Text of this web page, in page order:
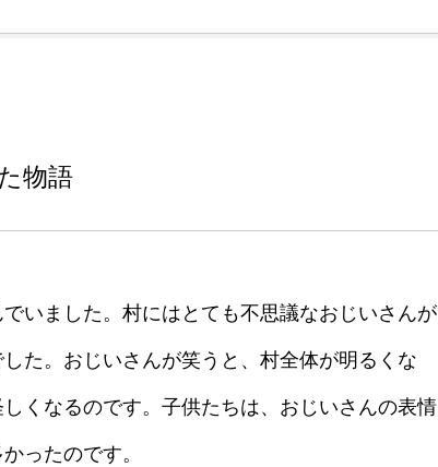
物語
いました。村にはとても不思議なおじいさんが
た。おじいさんが笑うと、村全体が明るくな
くなるのです。子供たちは、おじいさんの表情
ったのです。